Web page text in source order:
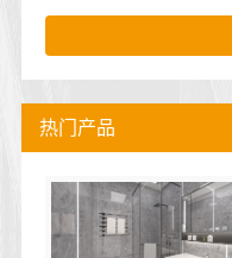
热门产品